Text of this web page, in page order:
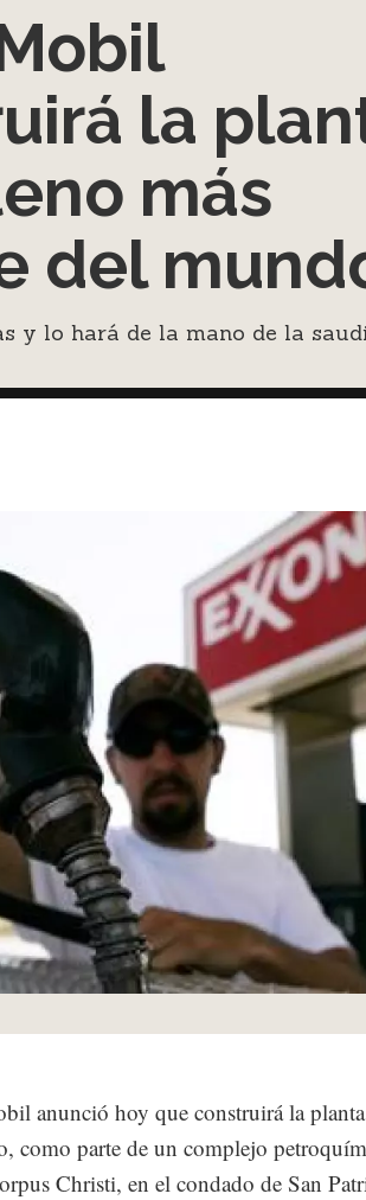
la
más
del
y lo hará de la mano de la
anunció hoy que construirá la
como parte de un complejo
Christi, en el condado de San